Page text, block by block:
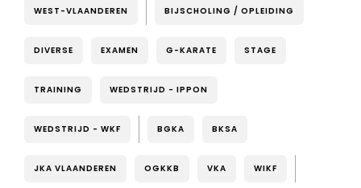
WEST-VLAANDEREN BIJSCHOLING / OPLEIDING
DIVERSE EXAMEN G-KARATE STAGE
TRAINING WEDSTRIJD - IPPON
WEDSTRIJD - WKF BGKA BKSA
JKA VLAANDEREN OGKKB VKA WIKF